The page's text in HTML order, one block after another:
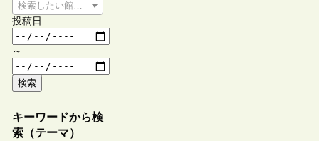
検索したい館種を選択してください
投稿日
～
検索
キーワードから検
索（テーマ）